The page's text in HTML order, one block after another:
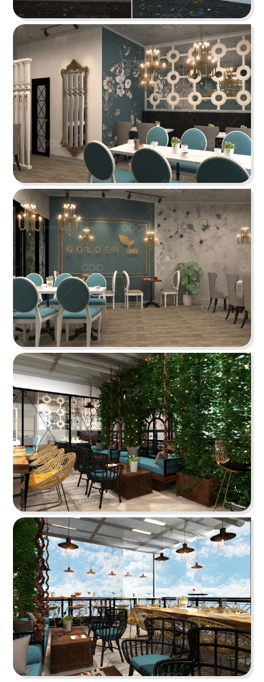
ÁN
SHOWROOM
TIN
TỨC
LIÊN
HỆ
THE STREET "NHẬU CÓ CHẤT"
The Street được dựa trên văn hóa vỉa hè độc
đáo, xen lẫn hơi thở của đường phố, mang đến
vẻ đẹp Việt Nam đặc trưng cho thực khách
Chi tiết
KATINAT WATERBUS
Dự án được chúng tôi hoàn thiện gấp rút trong 35
ngày, mang đến một không gian thưởng thức
cafe - trà sữa ấn tượng
Chi tiết
BẮC KIM THANG
Nhà hàng Bắc Kim Thang được thiết kế theo
phong cách Việt Nam dân gian đương đại...
Chi tiết